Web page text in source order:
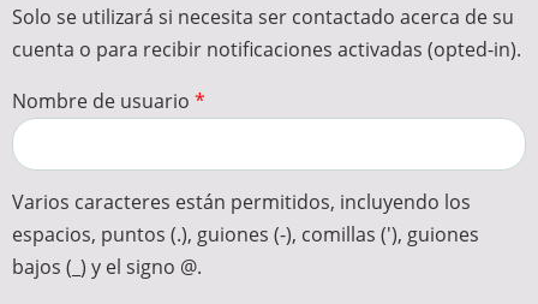
Solo se utilizará si necesita ser contactado acerca de su
cuenta o para recibir notificaciones activadas (opted-in).
Nombre de usuario
Varios caracteres están permitidos, incluyendo los
espacios, puntos (.), guiones (-), comillas ('), guiones
bajos (_) y el signo @.